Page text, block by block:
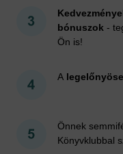
bónuszok -
Ön is!
A
Önnek
Könyvklubbal